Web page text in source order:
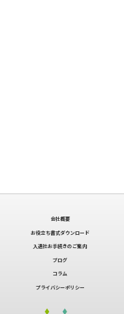
会社概要
お役立ち書式ダウンロード
入退社お手続きのご案内
ブログ
コラム
プライバシーポリシー